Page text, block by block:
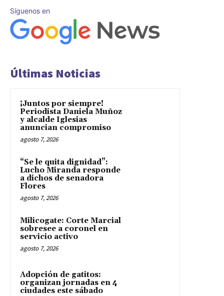
Síguenos en
Últimas Noticias
¡Juntos por siempre!
Periodista Daniela Muñoz
y alcalde Iglesias
anuncian compromiso
agosto 7, 2026
“Se le quita dignidad”:
Lucho Miranda responde
a dichos de senadora
Flores
agosto 7, 2026
Milicogate: Corte Marcial
sobresee a coronel en
servicio activo
agosto 7, 2026
Adopción de gatitos:
organizan jornadas en 4
ciudades este sábado